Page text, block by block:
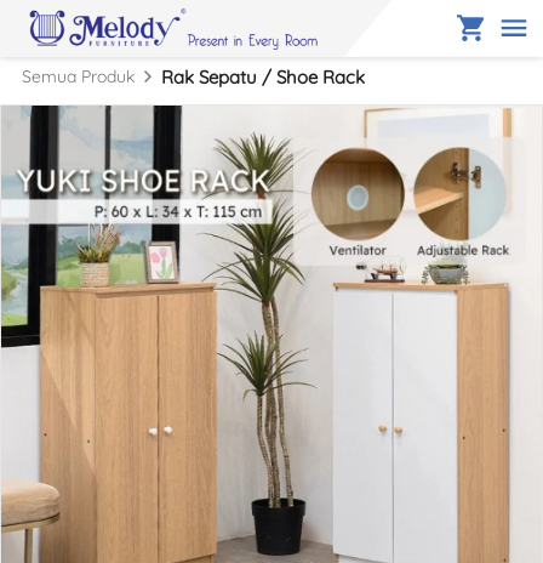
Semua Produk Rak Sepatu / Shoe Rack